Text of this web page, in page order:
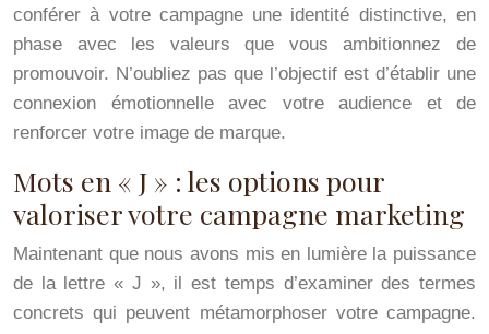
conférer à votre campagne une identité distinctive, en
phase avec les valeurs que vous ambitionnez de
promouvoir. N’oubliez pas que l’objectif est d’établir une
connexion émotionnelle avec votre audience et de
renforcer votre image de marque.
Mots en « J » : les options pour
valoriser votre campagne marketing
Maintenant que nous avons mis en lumière la puissance
de la lettre « J », il est temps d’examiner des termes
concrets qui peuvent métamorphoser votre campagne.